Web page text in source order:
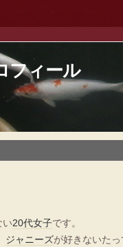
フィール
い20代女子です。
ジャニーズが好きないたっ